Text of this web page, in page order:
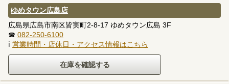
ゆめタウン広島店
広島県広島市南区皆実町2-8-17 ゆめタウン広島 3F
☎ 082-250-6100
ℹ 営業時間・店休日・アクセス情報はこちら